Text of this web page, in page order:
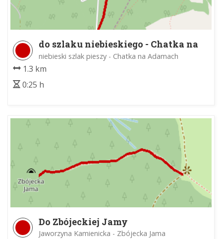
do szlaku niebieskiego - Chatka na
Adamach
niebieski szlak pieszy - Chatka na Adamach
1.3 km
0:25 h
Do Zbójeckiej Jamy
Jaworzyna Kamienicka - Zbójecka Jama